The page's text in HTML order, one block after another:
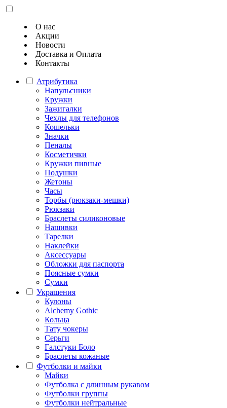
О нас
Акции
Новости
Доставка и Оплата
Контакты
Атрибутика
Напульсники
Кружки
Зажигалки
Чехлы для телефонов
Кошельки
Значки
Пеналы
Косметички
Кружки пивные
Подушки
Жетоны
Часы
Торбы (рюкзаки-мешки)
Рюкзаки
Браслеты силиконовые
Нашивки
Тарелки
Наклейки
Аксессуары
Обложки для паспорта
Поясные сумки
Сумки
Украшения
Кулоны
Alchemy Gothic
Кольца
Тату чокеры
Серьги
Галстуки Боло
Браслеты кожаные
Футболки и майки
Майки
Футболка с длинным рукавом
Футболки группы
Футболки нейтральные